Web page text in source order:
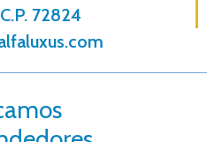
72824